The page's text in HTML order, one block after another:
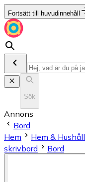
Fortsätt till huvudinnehåll
Sök
Annons
Bord
Hem
Hem & Hushåll
skrivbord
Bord